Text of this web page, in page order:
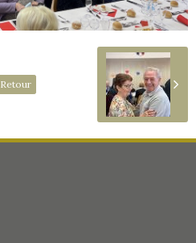
Retour